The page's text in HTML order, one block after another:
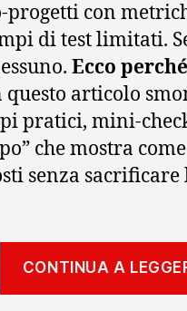
con
di test limitati.
Ecco
questo articolo
pratici, mini-
che mostra
senza sacrificare
CONTINUA A